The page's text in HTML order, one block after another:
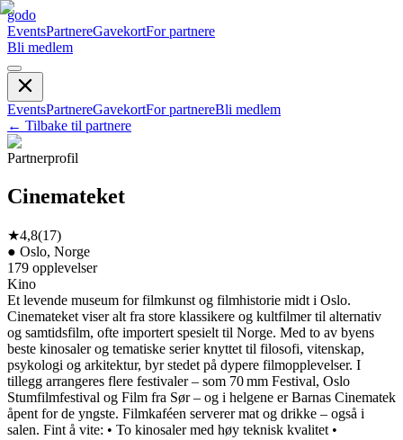
godo
EventsPartnereGavekortFor partnere
Bli medlem
EventsPartnereGavekortFor partnereBli medlem
← Tilbake til partnere
Partnerprofil
Cinemateket
★4,8(17)
● Oslo, Norge
179 opplevelser
Kino
Et levende museum for filmkunst og filmhistorie midt i Oslo.
Cinemateket viser alt fra store klassikere og kultfilmer til alternativ
og samtidsfilm, ofte importert spesielt til Norge. Med to av byens
beste kinosaler og tematiske serier knyttet til filosofi, vitenskap,
psykologi og arkitektur, byr stedet på dypere filmopplevelser. I
tillegg arrangeres flere festivaler – som 70 mm Festival, Oslo
Stumfilmfestival og Film fra Sør – og i helgene er Barnas Cinematek
åpent for de yngste. Filmkaféen serverer mat og drikke – også i
salen. Fint å vite: • To kinosaler med høy teknisk kvalitet •